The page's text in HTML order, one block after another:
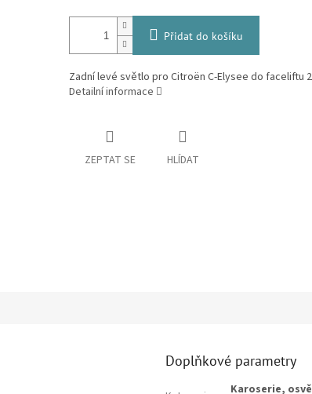
Přidat do košíku
Zadní levé světlo pro Citroën C-Elysee do faceliftu
Detailní informace
ZEPTAT SE HLÍDAT
Doplňkové parametry
Karoserie,